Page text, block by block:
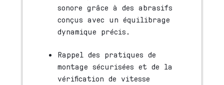
sonore grâce à des abrasifs
conçus avec un équilibrage
dynamique précis.
Rappel des pratiques de
montage sécurisées et de la
vérification de vitesse